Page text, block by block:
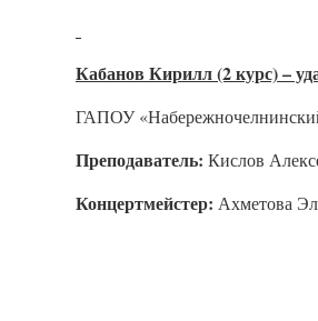
Кабанов Кирилл (2 курс) –
ГАПОУ
Преподаватель: Кислов
Концертмейстер: Ахметова